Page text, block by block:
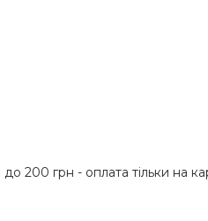
200 грн - оплата тільки на